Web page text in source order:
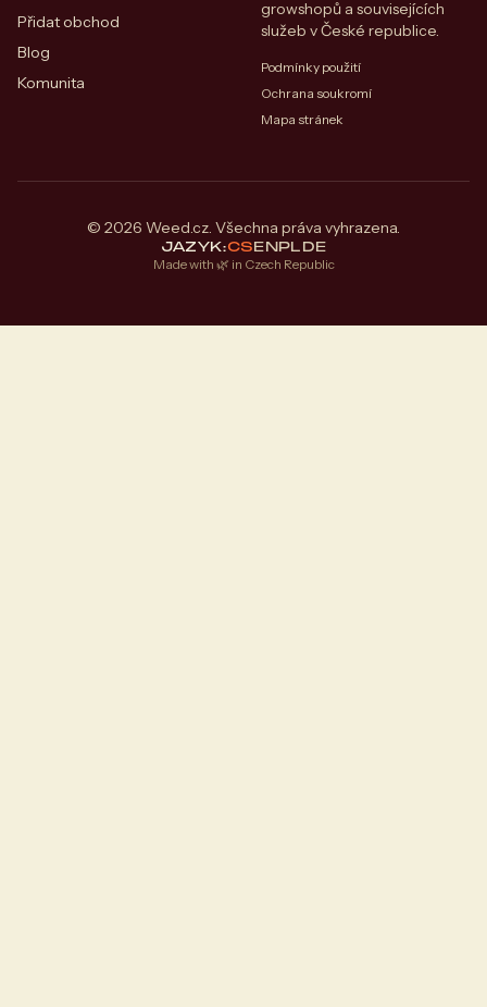
Přidat obchod
Blog
Komunita
growshopů a souvisejících
služeb v České republice.
Podmínky použití
Ochrana soukromí
Mapa stránek
© 2026 Weed.cz. Všechna práva vyhrazena.
JAZYK:CSENPLDE
Made with 🌿 in Czech Republic